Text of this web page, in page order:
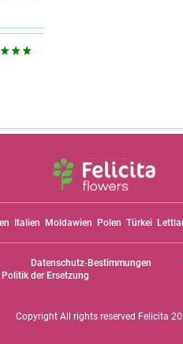
Italien Moldawien Polen Türkei
Datenschutz-Bestimmungen
Politik der Ersetzung
Copyright All rights reserved Felicita